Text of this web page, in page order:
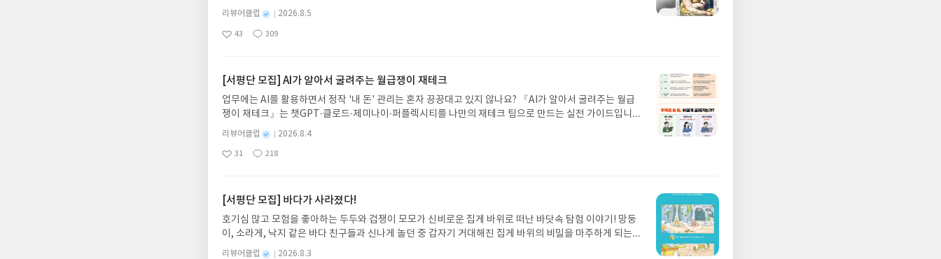
다. 그리스 철학 전공자인 옮긴이가 호메로스의 방대한 24권 서사를 현대적이고 자연스러운 한국어로 풀
어내, 고전이 낯선 독자도 이야기의 흐름을 놓치지 않고 끝까지 읽을 수 있다. 3천 년을 이어 온 귀향과 모험
의 대서사시가 가장 읽기 편한 번역으로 새롭게 펼쳐진다.한권으로 읽는 오디세이아글쓴이호메로스 저/육
주소/연락처를 업데이트 해주세요! (선정 후 수정 불가)▶ 서평단 신청 방법 : 기대평 댓글을 작성해주세요!
글의 댓글로 신청해주세요.- 기존 YES블로그는 '사락'으로 개편되어 별도로 개설하지 않으셔도 됩니다. ▶
도서/상품 발송- 도서/상품은 최근 배송지가 아닌 회원정보상의 주소/연락처 (클릭 시 수정 가능)로 발송됩
니다.- 주소/연락처에 문제가 있을 시 선정에서 제외되거나 배송에서 누락될 수 있습니다(재발송 불가). ▶
리뷰 작성- 도서/상품을 받고 2주 이내 리뷰를 작성해주셔야 합니다. (포스트가 아닌 '리뷰'로 작성)- 기간
별
리뷰어클럽
성
2026.8.5
좋
43
댓
309
작
[서평단 모집] AI가 알아서 굴려주는 월급쟁이 재테크
업무에는 AI를 활용하면서 정작 '내 돈' 관리는 혼자 끙끙대고 있지 않나요? 『AI가 알아서 굴려주는 월급
쟁이 재테크』는 챗GPT·클로드·제미나이·퍼플렉시티를 나만의 재테크 팀으로 만드는 실전 가이드입니
다. 재무 진단부터 주식 투자, 부동산, 절세, 자산 관리 자동화 루틴까지, 코딩 없이도 프롬프트 하나로 20년
차 재무 전문가의 맞춤 조언을 받을 수 있습니다. 좋은 정보를 찾는 시대는 끝났습니다. 이제는 좋은 질문을
던지는 사람이 돈을 법니다. 경제적 자유를 앞당기고 싶은 월급쟁이라면, 이 책이 바로 그 시작입니다.AI가
주소/연락처 업데이트 : 신청 전 상품 받으실 주소/연락처를 업데이트 해주세요! (선정 후 수정 불가)▶ 서
평단 신청 방법 : 기대평 댓글을 작성해주세요! 먼저 작성한 리뷰를 올려주시면 당첨확률이 올라갑니다!! ※
신청 전, 꼭 확인해주세요!- '사락' 개설 후, 이 글의 댓글로 신청해주세요.- 기존 YES블로그는 '사락'으로
개편되어 별도로 개설하지 않으셔도 됩니다. ▶ 도서/상품 발송- 도서/상품은 최근 배송지가 아닌 회원정
보상의 주소/연락처 (클릭 시 수정 가능)로 발송됩니다.- 주소/연락처에 문제가 있을 시 선정에서 제외되거
별
리뷰어클럽
성
2026.8.4
좋
31
댓
218
작
[서평단 모집] 바다가 사라졌다!
호기심 많고 모험을 좋아하는 두두와 겁쟁이 모모가 신비로운 집게 바위로 떠난 바닷속 탐험 이야기! 망둥
이, 소라게, 낙지 같은 바다 친구들과 신나게 놀던 중 갑자기 거대해진 집게 바위의 비밀을 마주하게 되는
데, 과연 바다에 무슨 일이 벌어진 걸까요? 상상력을 자극하는 환상적인 해양 모험 동화 속으로 풍덩 빠져
별
리뷰어클럽 2026.8.3